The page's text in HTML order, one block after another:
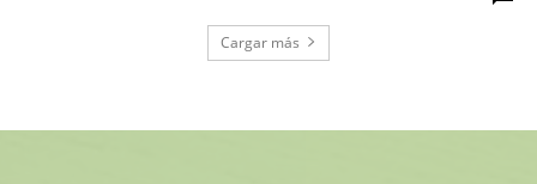
Cargar más